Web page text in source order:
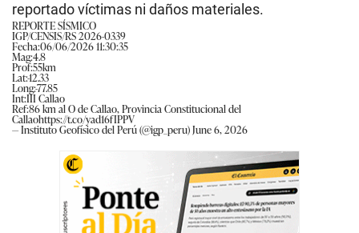
reportado víctimas ni daños materiales.
REPORTE SÍSMICO
IGP/CENSIS/RS 2026-0339
Fecha:06/06/2026 11:30:35
Mag:4.8
Prof:55km
Lat:-12.33
Long:-77.85
Int:III Callao
Ref:86 km al O de Callao, Provincia Constitucional del
Callaohttps://t.co/yad16fIPPV
— Instituto Geofísico del Perú (@igp_peru)June 6, 2026